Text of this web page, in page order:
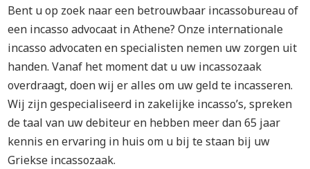
Bent u op zoek naar een betrouwbaar incassobureau of
een incasso advocaat in Athene? Onze internationale
incasso advocaten en specialisten nemen uw zorgen uit
handen. Vanaf het moment dat u uw incassozaak
overdraagt, doen wij er alles om uw geld te incasseren.
Wij zijn gespecialiseerd in zakelijke incasso’s, spreken
de taal van uw debiteur en hebben meer dan 65 jaar
kennis en ervaring in huis om u bij te staan bij uw
Griekse incassozaak.